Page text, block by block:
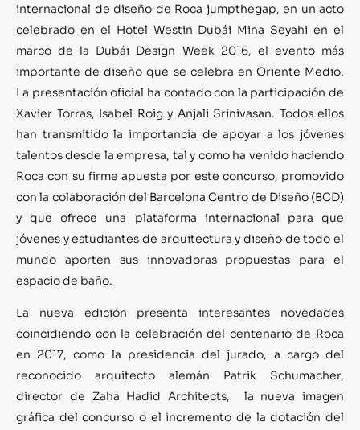
internacional de diseño de Roca jumpthegap, en un acto
celebrado en el Hotel Westin Dubái Mina Seyahi en el
marco de la Dubái Design Week 2016, el evento más
importante de diseño que se celebra en Oriente Medio.
La presentación oficial ha contado con la participación de
Xavier Torras, Isabel Roig y Anjali Srinivasan. Todos ellos
han transmitido la importancia de apoyar a los jóvenes
talentos desde la empresa, tal y como ha venido haciendo
Roca con su firme apuesta por este concurso, promovido
con la colaboración del Barcelona Centro de Diseño (BCD)
y que ofrece una plataforma internacional para que
jóvenes y estudiantes de arquitectura y diseño de todo el
mundo aporten sus innovadoras propuestas para el
espacio de baño.
La nueva edición presenta interesantes novedades
coincidiendo con la celebración del centenario de Roca
en 2017, como la presidencia del jurado, a cargo del
reconocido arquitecto alemán Patrik Schumacher,
director de Zaha Hadid Architects, la nueva imagen
gráfica del concurso o el incremento de la dotación del